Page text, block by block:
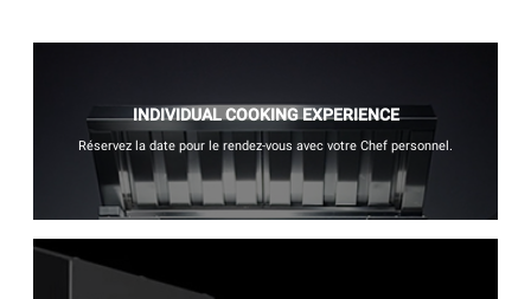
INDIVIDUAL COOKING EXPERIENCE
Réservez la date pour le rendez-vous avec votre Chef personnel.